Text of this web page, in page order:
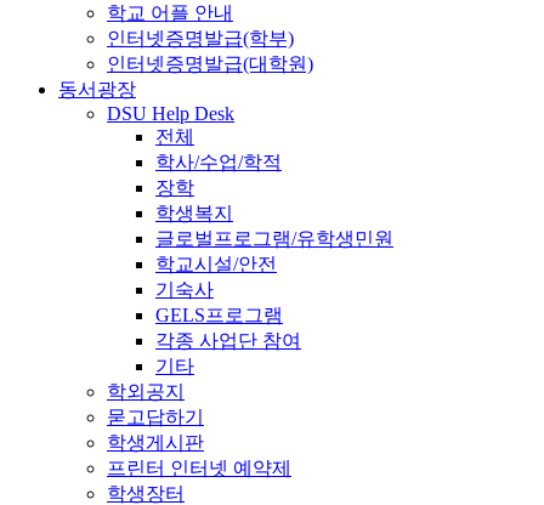
학교 어플 안내
인터넷증명발급(학부)
인터넷증명발급(대학원)
동서광장
DSU Help Desk
전체
학사/수업/학적
장학
학생복지
글로벌프로그램/유학생민원
학교시설/안전
기숙사
GELS프로그램
각종 사업단 참여
기타
학외공지
묻고답하기
학생게시판
프린터 인터넷 예약제
학생장터